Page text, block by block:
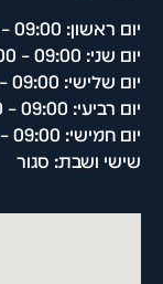
יום ראשון: 09:00 – 17:00
יום שני: 09:00 – 17:00
יום שלישי: 09:00 – 17:00
יום רביעי: 09:00 – 17:00
יום חמישי: 09:00 – 17:00
שישי ושבת: סגור